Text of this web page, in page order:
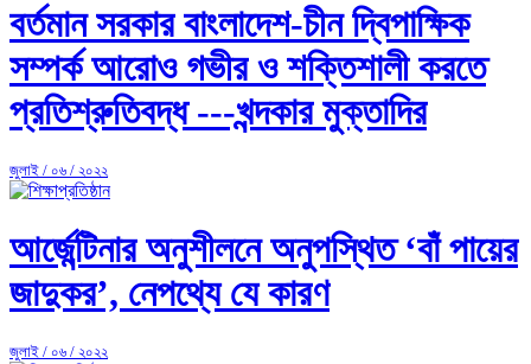
বর্তমান সরকার বাংলাদেশ-চীন দ্বিপাক্ষিক
সম্পর্ক আরোও গভীর ও শক্তিশালী করতে
প্রতিশ্রুতিবদ্ধ ---খন্দকার মুক্তাদির
জুলাই / ০৬ / ২০২২
আর্জেন্টিনার অনুশীলনে অনুপস্থিত ‘বাঁ পায়ের
জাদুকর’, নেপথ্যে যে কারণ
জুলাই / ০৬ / ২০২২